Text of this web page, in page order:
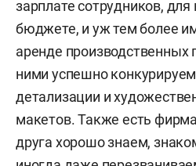
зарплате сотрудников, для
бюджете, и уж тем более
аренде
ними успешно
детализации и
макетов. Также есть
друга хорошо знаем,